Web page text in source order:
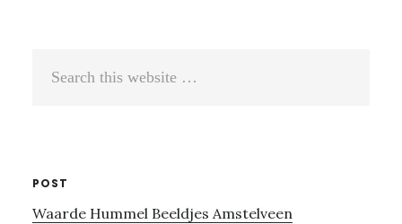
POST
Waarde Hummel Beeldjes Amstelveen